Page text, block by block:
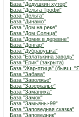
База "Дедушкин хутор"
База "Дельта Трофи"
База "Дельта"
База "Динамо"
База "Дом на реке"
База "Дом Солнца"
База "Домик в деревне"
База "Донгар"
База "Дубравушка"
База "Евлатькина заводь"
База "Ерик" (закрыта)
База "Жар-птица" (бывш.
База "Забава"
База "Заволжье"
База "Зазеркалье"
База "Заманиха"
База "Замок"
База "Замьяны-99"
База "Заповедная сказка"
База "Заповедник"